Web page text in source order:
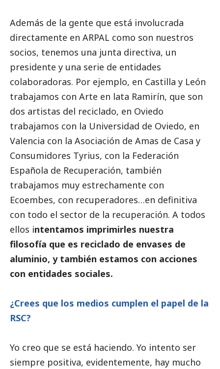
Además de la gente que está involucrada
directamente en ARPAL como son nuestros
socios, tenemos una junta directiva, un
presidente y una serie de entidades
colaboradoras. Por ejemplo, en Castilla y León
trabajamos con Arte en lata Ramirín, que son
dos artistas del reciclado, en Oviedo
trabajamos con la Universidad de Oviedo, en
Valencia con la Asociación de Amas de Casa y
Consumidores Tyrius, con la Federación
Española de Recuperación, también
trabajamos muy estrechamente con
Ecoembes, con recuperadores…en definitiva
con todo el sector de la recuperación. A todos
ellos intentamos imprimirles nuestra
filosofía que es reciclado de envases de
aluminio, y también estamos con acciones
con entidades sociales.
¿Crees que los medios cumplen el papel de la
RSC?
Yo creo que se está haciendo. Yo intento ser
siempre positiva, evidentemente, hay mucho